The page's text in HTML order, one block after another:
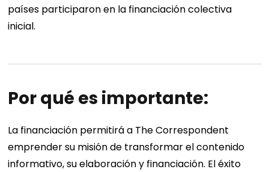
países participaron en la financiación colectiva
inicial.
Por qué es importante:
La financiación permitirá a The Correspondent
emprender su misión de transformar el contenido
informativo, su elaboración y financiación. El éxito